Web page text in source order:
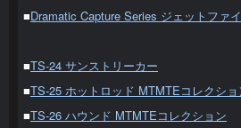
■Dramatic Capture Series ジェットファ
■TS-24 サンストリーカー
■TS-25 ホットロッド MTMTEコレクショ
■TS-26 ハウンド MTMTEコレクション